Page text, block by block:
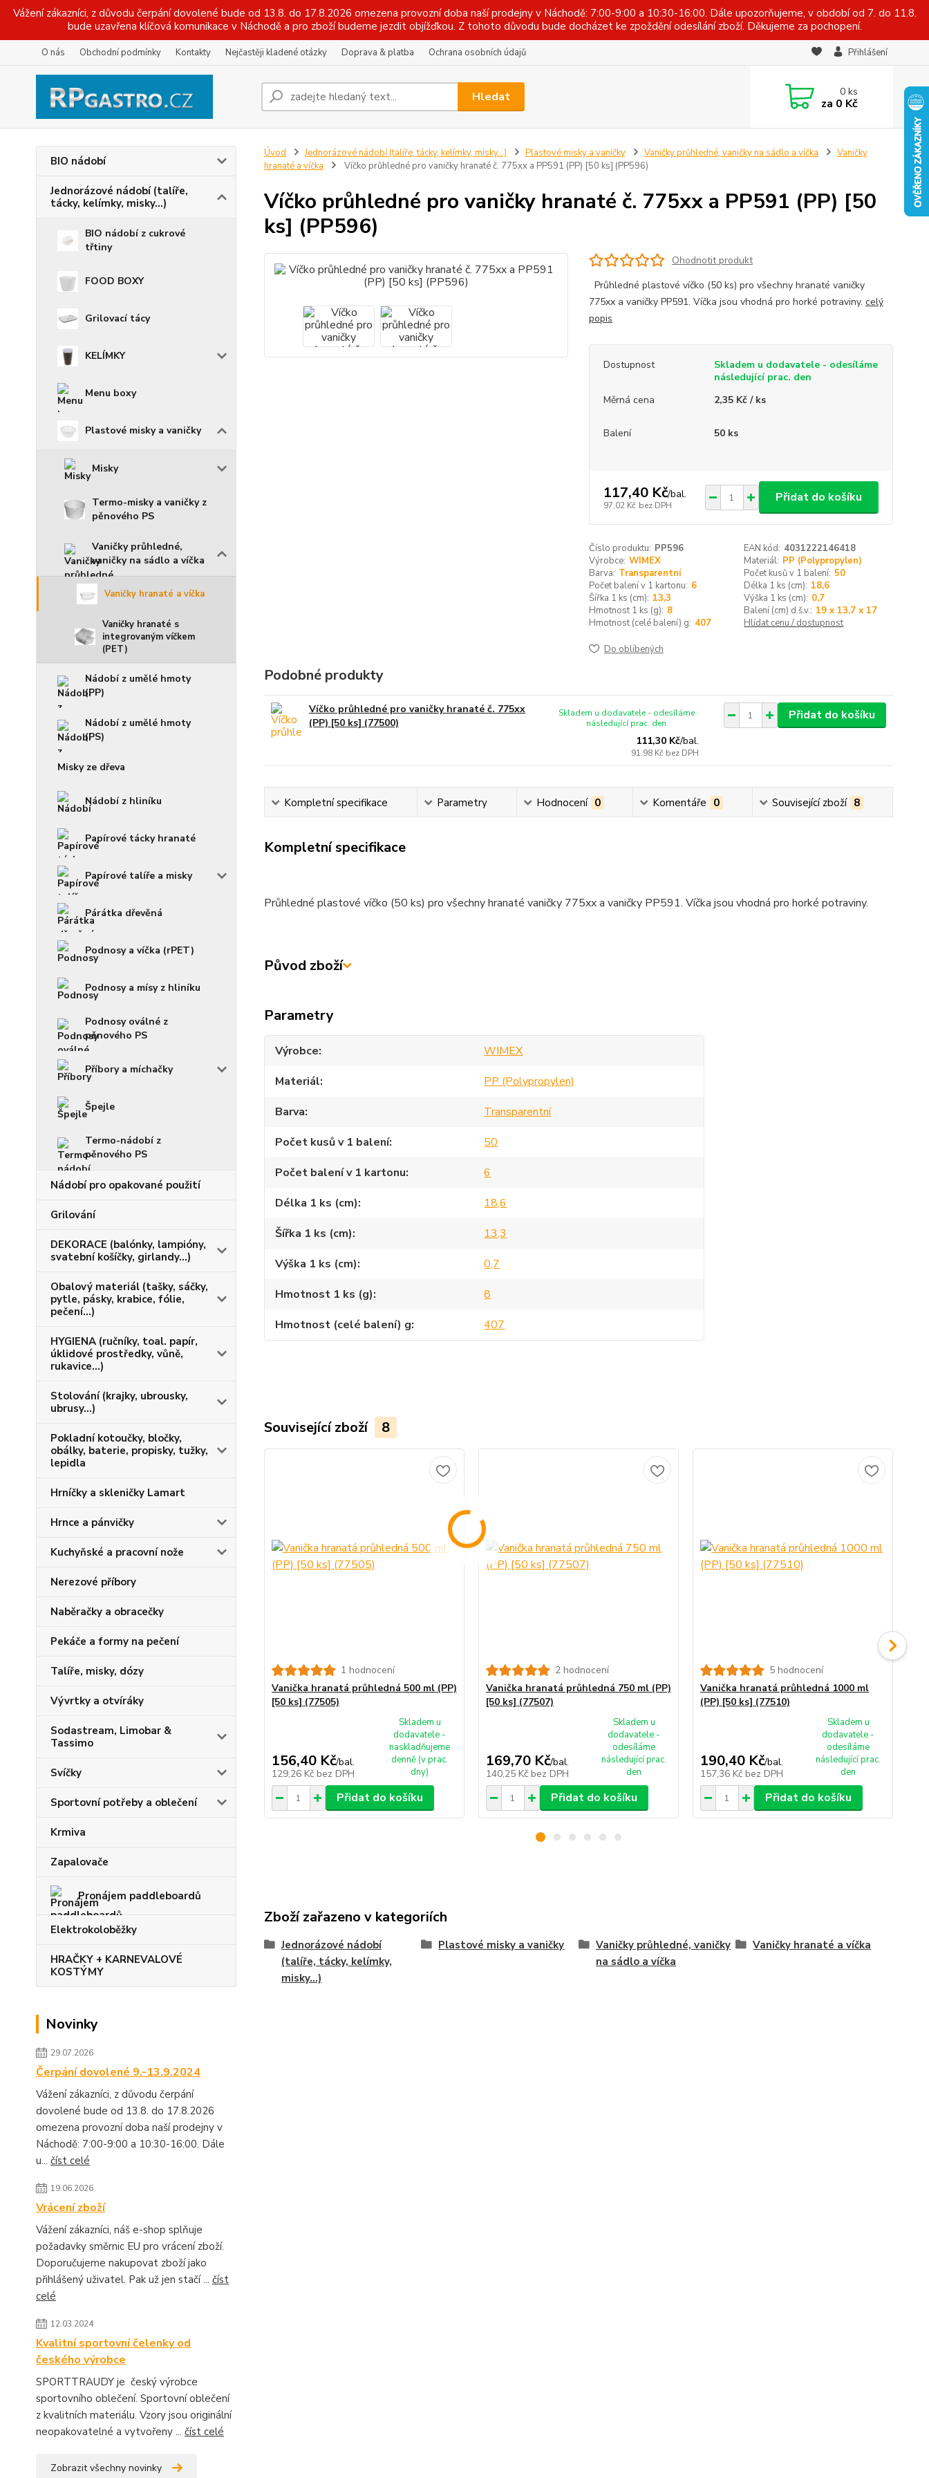
Vážení zákazníci, z důvodu čerpání dovolené bude od 13.8. do 17.8.2026 omezena provozní doba naší prodejny v Náchodě: 7:00-9:00 a 10:30-16:00. Dále upozorňujeme, v období od 7. do 11.8.
bude uzavřena klíčová komunikace v Náchodě a pro zboží budeme jezdit objížďkou. Z tohoto důvodu bude docházet ke zpoždění odesílání zboží. Děkujeme za pochopení.
O nás Obchodní podmínky Kontakty Nejčastěji kladené otázky Doprava & platba Ochrana osobních údajů Přihlášení
Hledat 0ks
za 0 Kč
BIO nádobí
Jednorázové nádobí (talíře,
tácky, kelímky, misky...)
BIO nádobí z cukrové
třtiny
FOOD BOXY
Grilovací tácy
KELÍMKY
Menu boxy
Plastové misky a vaničky
Misky
Termo-misky a vaničky z
pěnového PS
Vaničky průhledné,
vaničky na sádlo a víčka
Vaničky hranaté a víčka
Vaničky hranaté s
integrovaným víčkem
(PET)
Nádobí z umělé hmoty
(PP)
Nádobí z umělé hmoty
(PS)
Misky ze dřeva
Nádobí z hliníku
Papírové tácky hranaté
Papírové talíře a misky
Párátka dřevěná
Podnosy a víčka (rPET)
Podnosy a mísy z hliníku
Podnosy oválné z
pěnového PS
Příbory a míchačky
Špejle
Termo-nádobí z
pěnového PS
Nádobí pro opakované použití
Grilování
DEKORACE (balónky, lampióny,
svatební košíčky, girlandy...)
Obalový materiál (tašky, sáčky,
pytle, pásky, krabice, fólie,
pečení...)
HYGIENA (ručníky, toal. papír,
úklidové prostředky, vůně,
rukavice...)
Stolování (krajky, ubrousky,
ubrusy...)
Pokladní kotoučky, bločky,
obálky, baterie, propisky, tužky,
lepidla
Hrníčky a skleničky Lamart
Hrnce a pánvičky
Kuchyňské a pracovní nože
Nerezové příbory
Naběračky a obracečky
Pekáče a formy na pečení
Talíře, misky, dózy
Vývrtky a otvíráky
Sodastream, Limobar &
Tassimo
Svíčky
Sportovní potřeby a oblečení
Krmiva
Zapalovače
Pronájem paddleboardů
Elektrokoloběžky
HRAČKY + KARNEVALOVÉ
KOSTÝMY
Novinky
29.07.2026
Čerpání dovolené 9.-13.9.2024
Vážení zákazníci, z důvodu čerpání
dovolené bude od 13.8. do 17.8.2026
omezena provozní doba naší prodejny v
Náchodě: 7:00-9:00 a 10:30-16:00. Dále
u... číst celé
19.06.2026
Vrácení zboží
Vážení zákazníci, náš e-shop splňuje
požadavky směrnic EU pro vrácení zboží.
Doporučujeme nakupovat zboží jako
přihlášený uživatel. Pak už jen stačí ... číst
celé
12.03.2024
Kvalitní sportovní čelenky od
českého výrobce
SPORTTRAUDY je český výrobce
sportovního oblečení. Sportovní oblečení
z kvalitních materiálu. Vzory jsou originální
neopakovatelné a vytvořeny ... číst celé
Zobrazit všechny novinky
Úvod Jednorázové nádobí (talíře, tácky, kelímky, misky...) Plastové misky a vaničky Vaničky průhledné, vaničky na sádlo a víčka
Vaničky
hranaté a víčka
Víčko průhledné pro vaničky hranaté č. 775xx a PP591 (PP) [50 ks] (PP596)
Víčko průhledné pro vaničky hranaté č. 775xx a PP591 (PP) [50
ks] (PP596)
Ohodnotit produkt
Průhledné plastové víčko (50 ks) pro všechny hranaté vaničky
775xx a vaničky PP591. Víčka jsou vhodná pro horké potraviny. celý
popis
Dostupnost
Skladem u dodavatele - odesíláme
následující prac. den
Měrná cena
2,35 Kč / ks
Balení 50 ks
117,40 Kč/bal.
97,02 Kč bez DPH
Přidat do košíku
Číslo produktu: PP596 EAN kód: 4031222146418
Výrobce: WIMEX Materiál: PP (Polypropylen)
Barva: Transparentní Počet kusů v 1 balení: 50
Počet balení v 1 kartonu: 6 Délka 1 ks (cm): 18,6
Šířka 1 ks (cm): 13,3 Výška 1 ks (cm): 0,7
Hmotnost 1 ks (g): 8 Balení (cm) d.š.v.: 19 x 13,7 x 17
Hmotnost (celé balení) g: 407 Hlídat cenu / dostupnost
Do oblíbených
Podobné produkty
Víčko průhledné pro vaničky hranaté č. 775xx
(PP) [50 ks] (77500)
111,30 Kč/bal.
91,98 Kč bez DPH
Skladem u dodavatele - odesíláme
následující prac. den
Přidat do košíku
Kompletní specifikace Parametry Hodnocení 0 Komentáře 0 Související zboží 8
Kompletní specifikace
Průhledné plastové víčko (50 ks) pro všechny hranaté vaničky 775xx a vaničky PP591. Víčka jsou vhodná pro horké potraviny.
Původ zboží
Parametry
Výrobce
WIMEX
Materiál
PP (Polypropylen)
Barva
Transparentní
Počet kusů v 1 balení
50
Počet balení v 1 kartonu
6
Délka 1 ks (cm)
18,6
Šířka 1 ks (cm)
13,3
Výška 1 ks (cm)
0,7
Hmotnost 1 ks (g)
8
Hmotnost (celé balení) g
407
Související zboží 8
1 hodnocení
Vanička hranatá průhledná 500 ml (PP)
[50 ks] (77505)
156,40 Kč/bal.
129,26 Kč bez DPH
Skladem u
dodavatele -
naskladňujeme
denně (v prac.
dny)
Přidat do košíku
2 hodnocení
Vanička hranatá průhledná 750 ml (PP)
[50 ks] (77507)
169,70 Kč/bal.
140,25 Kč bez DPH
Skladem u
dodavatele -
odesíláme
následující prac.
den
Přidat do košíku
5 hodnocení
Vanička hranatá průhledná 1000 ml
(PP) [50 ks] (77510)
190,40 Kč/bal.
157,36 Kč bez DPH
Skladem u
dodavatele -
odesíláme
následující prac.
den
Přidat do košíku
Zboží zařazeno v kategoriích
Jednorázové nádobí
(talíře, tácky, kelímky,
misky...)
Plastové misky a vaničky
Vaničky průhledné, vaničky
na sádlo a víčka
Vaničky hranaté a víčka